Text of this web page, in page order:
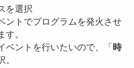
を選択
ントでプログラムを発火させ
す。
ベントを行いたいので、「 時
。